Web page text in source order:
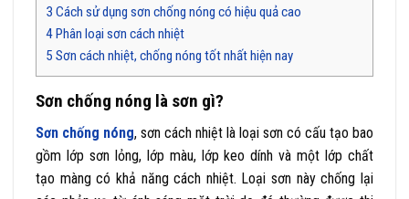
3 Cách sử dụng sơn chống nóng có hiệu quả cao
4Phân loại sơn cách nhiệt
5 Sơn cách nhiệt, chống nóng tốt nhất hiện nay
Sơn chống nóng là sơn gì?
Sơn chống nóng, sơn cách nhiệt là loại sơn có cấu tạo bao
gồm lớp sơn lỏng, lớp màu, lớp keo dính và một lớp chất
tạo màng có khả năng cách nhiệt. Loại sơn này chống lại